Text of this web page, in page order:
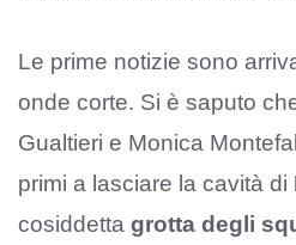
Le prime notizie sono
onde corte. Si è saputo
Gualtieri e Monica
primi a lasciare la cavità di
cosiddetta grotta degli